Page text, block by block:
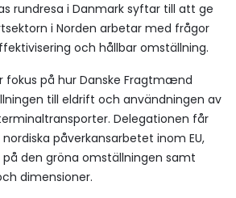
rundresa i Danmark syftar till att ge
i Norden arbetar med frågor
och hållbar omställning.
fokus på hur Danske Fragtmænd
till eldrift och användningen av
Delegationen får
påverkansarbetet inom EU,
den gröna omställningen samt
dimensioner.